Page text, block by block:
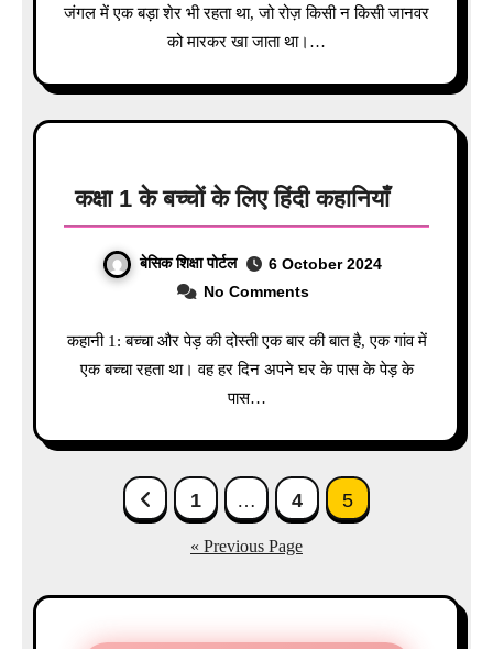
जंगल में एक बड़ा शेर भी रहता था, जो रोज़ किसी न किसी जानवर
को मारकर खा जाता था।…
कक्षा 1 के बच्चों के लिए हिंदी कहानियाँ
बेसिक शिक्षा पोर्टल
6 October 2024
No Comments
कहानी 1: बच्चा और पेड़ की दोस्ती एक बार की बात है, एक गांव में
एक बच्चा रहता था। वह हर दिन अपने घर के पास के पेड़ के
पास…
Posts
pagination
1 … 4 5
« Previous Page